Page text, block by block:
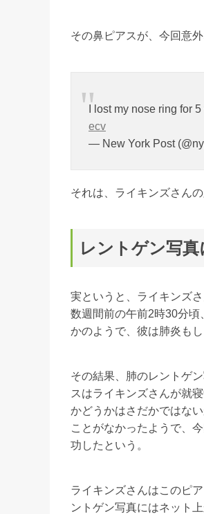
その鼻ピアスが、今回意
I lost my nose ring for
ecv
— New York Post
それは、ライキンズさん
レントゲン写
実というと、ライキンズ
数週間前の午前2時30分
かのようで、彼は肺炎も
その結果、肺のレントゲ
スはライキンズさんが就
かどうかはさだかではな
ことがなかったようで、
功したという。
ライキンズさんはこのピ
ントゲン写真にはネット